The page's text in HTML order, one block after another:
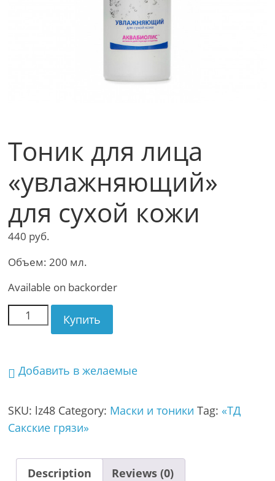
Тоник для лица
«увлажняющий»
для сухой кожи
440 руб.
Объем: 200 мл.
Available on backorder
Купить
Добавить в желаемые
SKU: lz48 Category: Маски и тоники Tag:«ТД
Сакские грязи»
Description Reviews (0)